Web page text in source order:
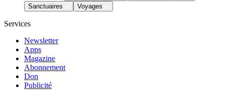
Sanctuaires
Voyages
Services
Newsletter
Apps
Magazine
Abonnement
Don
Publicité